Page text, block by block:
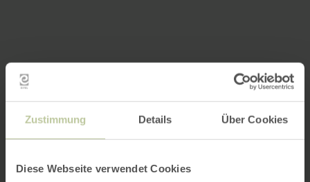
Zustimmung Details Über Cookies
Diese Webseite verwendet Cookies